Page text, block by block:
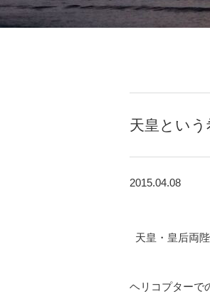
天皇という
2015.04.08
天皇・皇后両
ヘリコプターで